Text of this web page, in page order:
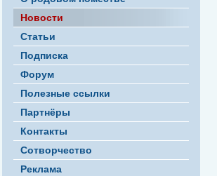
Новости
Статьи
Подписка
Форум
Полезные ссылки
Партнёры
Контакты
Сотворчество
Реклама